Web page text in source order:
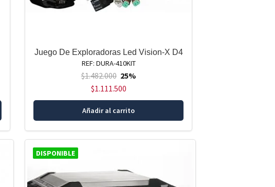
producto
tiene
múltiples
Juego De Exploradoras Led Vision-X D4
REF: DURA-410KIT
$1.482.000 25%
$1.111.500
Añadir al carrito
DISPONIBLE